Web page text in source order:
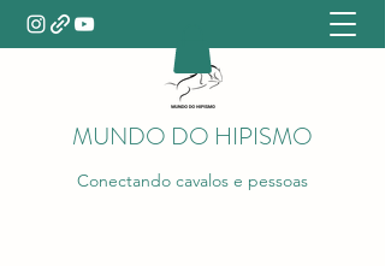
MUNDO DO HIPISMO
Conectando cavalos e pessoas